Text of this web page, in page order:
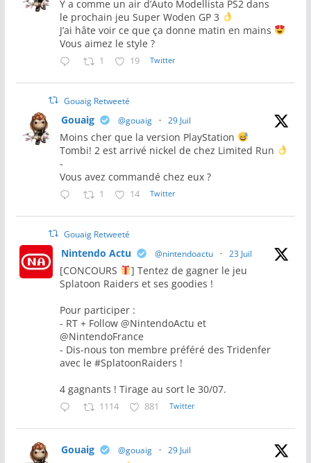
Y a comme un air d’Auto Modellista PS2 dans
le prochain jeu Super Woden GP 3
J’ai hâte voir ce que ça donne matin en mains
Vous aimez le style ?
1 19 Twitter
Gouaig Retweeté
Gouaig @gouaig · 29 Juil
Moins cher que la version PlayStation
Tombi! 2 est arrivé nickel de chez Limited Run
-
Vous avez commandé chez eux ?
1 14 Twitter
Gouaig Retweeté
Nintendo Actu @nintendoactu · 23 Juil
[CONCOURS
] Tentez de gagner le jeu
Splatoon Raiders et ses goodies !
Pour participer :
- RT + Follow @NintendoActu et
@NintendoFrance
- Dis-nous ton membre préféré des Tridenfer
avec le #SplatoonRaiders !
4 gagnants ! Tirage au sort le 30/07.
1114 881 Twitter
Gouaig @gouaig · 29 Juil